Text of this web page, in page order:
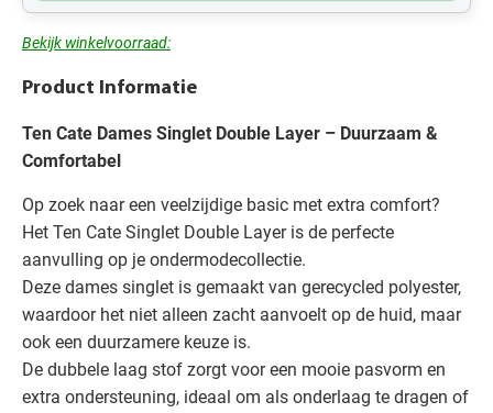
Bekijk winkelvoorraad:
Product Informatie
Ten Cate Dames Singlet Double Layer – Duurzaam &
Comfortabel
Op zoek naar een veelzijdige basic met extra comfort?
Het Ten Cate Singlet Double Layer is de perfecte
aanvulling op je ondermodecollectie.
Deze dames singlet is gemaakt van gerecycled polyester,
waardoor het niet alleen zacht aanvoelt op de huid, maar
ook een duurzamere keuze is.
De dubbele laag stof zorgt voor een mooie pasvorm en
extra ondersteuning, ideaal om als onderlaag te dragen of